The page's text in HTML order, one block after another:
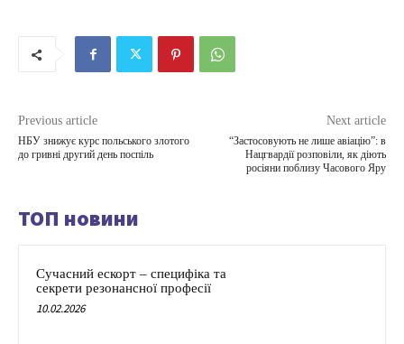
Previous article
НБУ знижує курс польського злотого
до гривні другий день поспіль
Next article
“Застосовують не лише авіацію”: в
Нацгвардії розповіли, як діють
росіяни поблизу Часового Яру
ТОП новини
Сучасний ескорт – специфіка та
секрети резонансної професії
10.02.2026